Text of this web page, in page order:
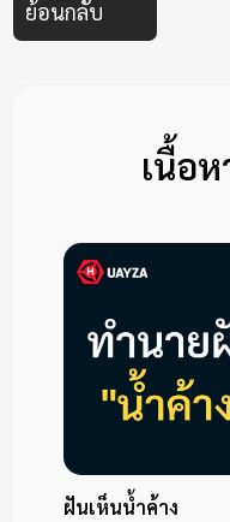
ย้อนกลับ
เนื้อ
ฝันเห็นน้ำค้าง